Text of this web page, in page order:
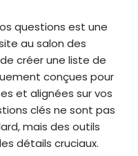
questions est une
au salon des
créer une liste de
conçues pour
et alignées sur vos
clés ne sont pas
mais des outils
détails cruciaux.